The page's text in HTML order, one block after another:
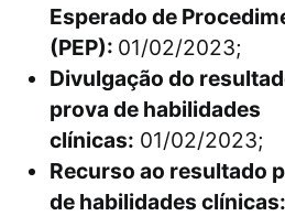
Esperado de
(PEP): 01/02/2023;
Divulgação do
prova de habilidades
clínicas: 01/02/2023;
Recurso ao resultado
de habilidades clínicas: